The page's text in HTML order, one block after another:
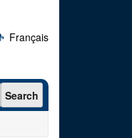
Français
Search